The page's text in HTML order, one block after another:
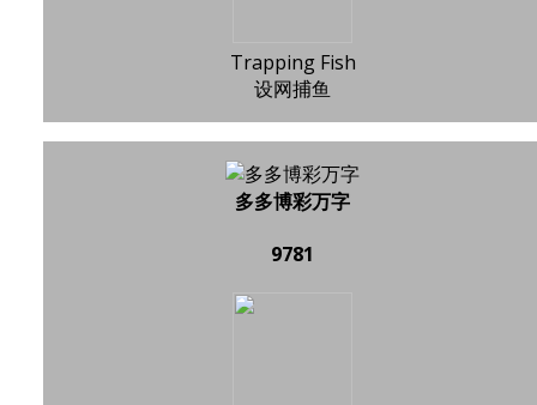
Trapping Fish
设网捕鱼
多多博彩万字
9781